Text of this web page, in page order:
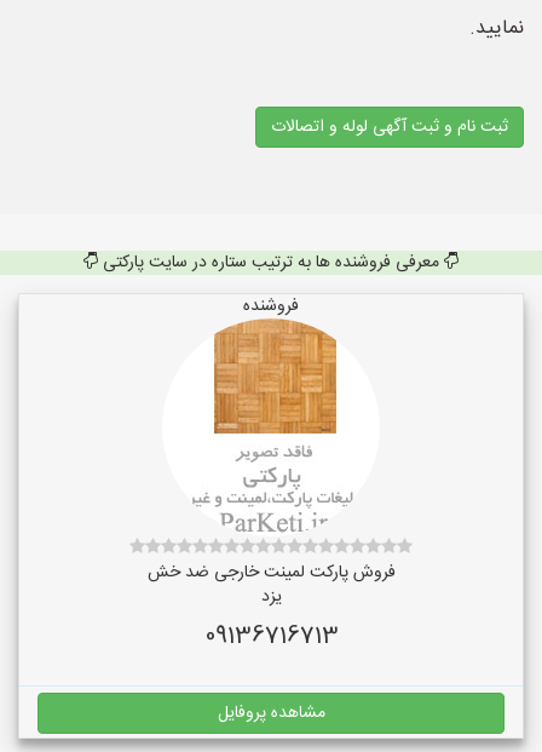
نمایید.
ثبت نام و ثبت آگهی لوله و اتصالات
معرفی فروشنده ها به ترتیب ستاره در سایت پارکتی
فروشنده
فروش پارکت لمینت خارجی ضد خش
یزد
09136716713
مشاهده پروفایل